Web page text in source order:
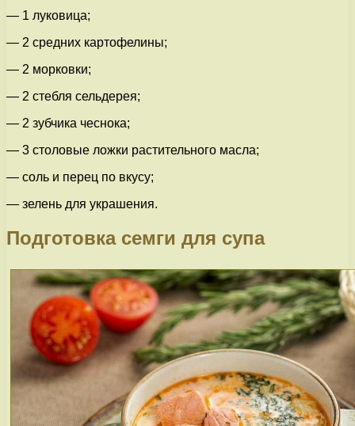
— 1 луковица;
— 2 средних картофелины;
— 2 морковки;
— 2 стебля сельдерея;
— 2 зубчика чеснока;
— 3 столовые ложки растительного масла;
— соль и перец по вкусу;
— зелень для украшения.
Подготовка семги для супа